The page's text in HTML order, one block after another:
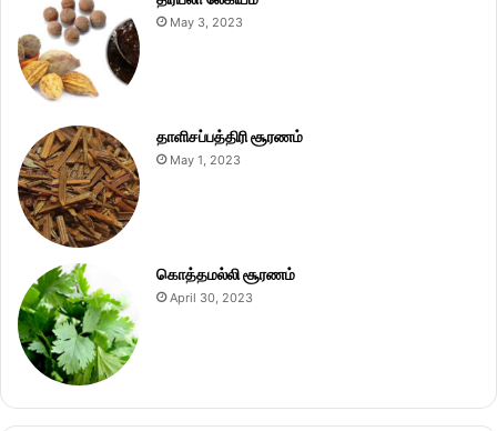
May 3, 2023
தாளிசப்பத்திரி சூரணம்
May 1, 2023
கொத்தமல்லி சூரணம்
April 30, 2023